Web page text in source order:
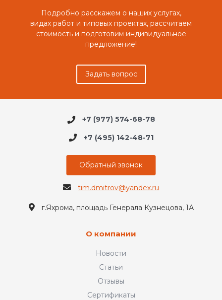
Подробно расскажем о наших услугах,
видах работ и типовых проектах, рассчитаем
стоимость и подготовим индивидуальное
предложение!
Задать вопрос
+7 (977) 574-68-78
+7 (495) 142-48-71
Обратный звонок
tim.dmitrov@yandex.ru
г.Яхрома, площадь Генерала Кузнецова, 1А
О компании
Новости
Статьи
Отзывы
Сертификаты